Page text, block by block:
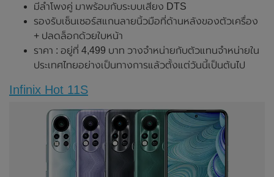
มีลำโพงคู่ มาพร้อมกับระบบเสียง DTS
รองรับเซ็นเซอร์สแกนลายนิ้วมือที่ด้านหลังของตัวเครื่อง
+ ปลดล็อกด้วยใบหน้า
ราคา : อยู่ที่ 4,499 บาท วางจำหน่ายกับตัวแทนจำหน่ายใน
ประเทศไทยอย่างเป็นทางการแล้วตั้งแต่วันนี้เป็นต้นไป
Infinix Hot 11S